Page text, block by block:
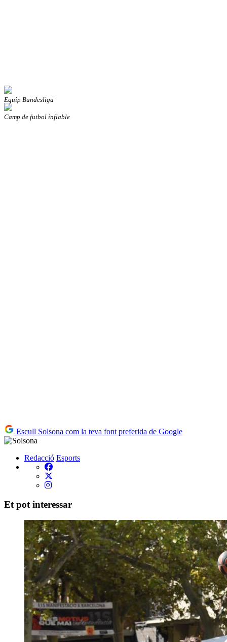
Equip Bundesliga
Camp de futbol inflable
Escull Solsona com la teva font preferida de Google
Redacció Esports
Et pot interessar